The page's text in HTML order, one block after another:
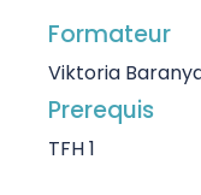
Formateur
Viktoria
Prerequis
TFH 1